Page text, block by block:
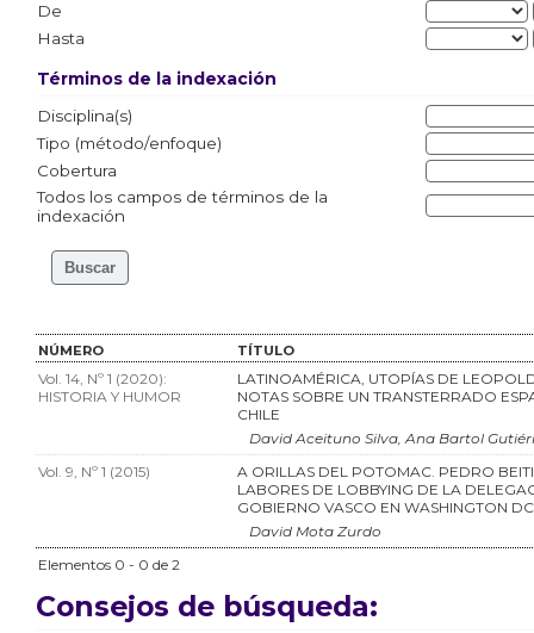
De
Hasta
Términos de la indexación
Disciplina(s)
Tipo (método/enfoque)
Cobertura
Todos los campos de términos de la
indexación
NÚMERO TÍTULO
Vol. 14, Nº 1 (2020):
HISTORIA Y HUMOR
LATINOAMÉRICA, UTOPÍAS DE
NOTAS SOBRE UN TRANSTERRADO
CHILE
David Aceituno Silva, Ana Bartol
Vol. 9, Nº 1 (2015)
A ORILLAS DEL POTOMAC. PEDRO
LABORES DE LOBBYING DE LA
GOBIERNO VASCO EN WASHINGTON DC
David Mota Zurdo
Elementos 0 - 0 de 2
Consejos de búsqueda: